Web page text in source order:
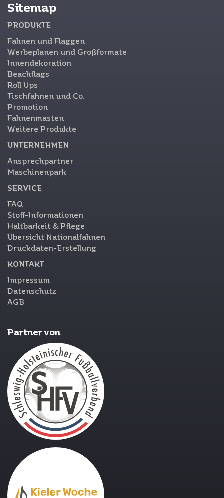
Sitemap
PRODUKTE
Fahnen und Flaggen
Werbeplanen und Großformate
Innendekoration
Beachflags
Roll Ups
Tischfahnen und Co.
Promotion
Fahnenmasten
Weitere Produkte
UNTERNEHMEN
Ansprechpartner
Maschinenpark
SERVICE
FAQ
Stoff-Informationen
Haltbarkeit & Pflege
Übersicht Nationalfahnen
Druckdaten-Erstellung
KONTAKT
Impressum
Datenschutz
AGB
Partner von